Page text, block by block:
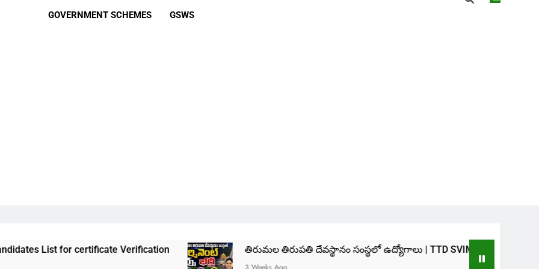
GOVERNMENT SCHEMES GSWS
certificate Verification తిరుమల తిరుపతి దేవస్థానం సంస్థలో ఉద్యోగాలు | TTD SVIMS Direct Recruitment 2026